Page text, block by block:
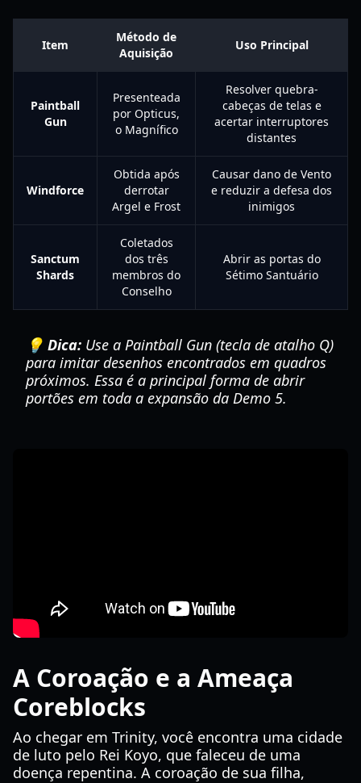
Item
Método de
Aquisição
Uso Principal
Paintball
Gun
Presenteada
por Opticus,
o Magnífico
Resolver quebra-
cabeças de telas e
acertar interruptores
distantes
Windforce
Obtida após
derrotar
Argel e Frost
Causar dano de Vento
e reduzir a defesa dos
inimigos
Sanctum
Shards
Coletados
dos três
membros do
Conselho
Abrir as portas do
Sétimo Santuário
💡 Dica: Use a Paintball Gun (tecla de atalho Q)
para imitar desenhos encontrados em quadros
próximos. Essa é a principal forma de abrir
portões em toda a expansão da Demo 5.
A Coroação e a Ameaça
Coreblocks
Ao chegar em Trinity, você encontra uma cidade
de luto pelo Rei Koyo, que faleceu de uma
doença repentina. A coroação de sua filha,